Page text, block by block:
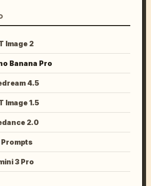
Image 2
Banana Pro
4.5
Image 1.5
2.0
Prompts
3 Pro